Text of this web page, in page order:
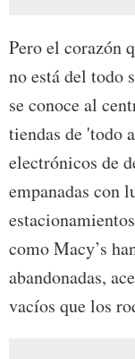
Pero el corazón
no está del todo
se conoce al
tiendas de 'todo
electrónicos de
empanadas con
como Macy’s
abandonadas,
vacíos que los